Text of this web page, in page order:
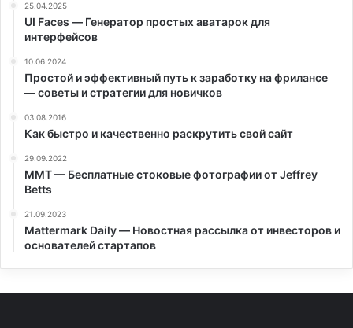
25.04.2025
UI Faces — Генератор простых аватарок для
интерфейсов
10.06.2024
Простой и эффективный путь к заработку на фрилансе
— советы и стратегии для новичков
03.08.2016
Как быстро и качественно раскрутить свой сайт
29.09.2022
MMT — Бесплатные стоковые фотографии от Jeffrey
Betts
21.09.2023
Mattermark Daily — Новостная рассылка от инвесторов и
основателей стартапов